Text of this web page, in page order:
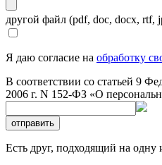
другой файл (pdf, doc, docx, rtf,
Я даю согласие на обработку
В соответствии со статьей 9
2006 г. N 152-ФЗ «О
отправить
Есть друг, подходящий на одну